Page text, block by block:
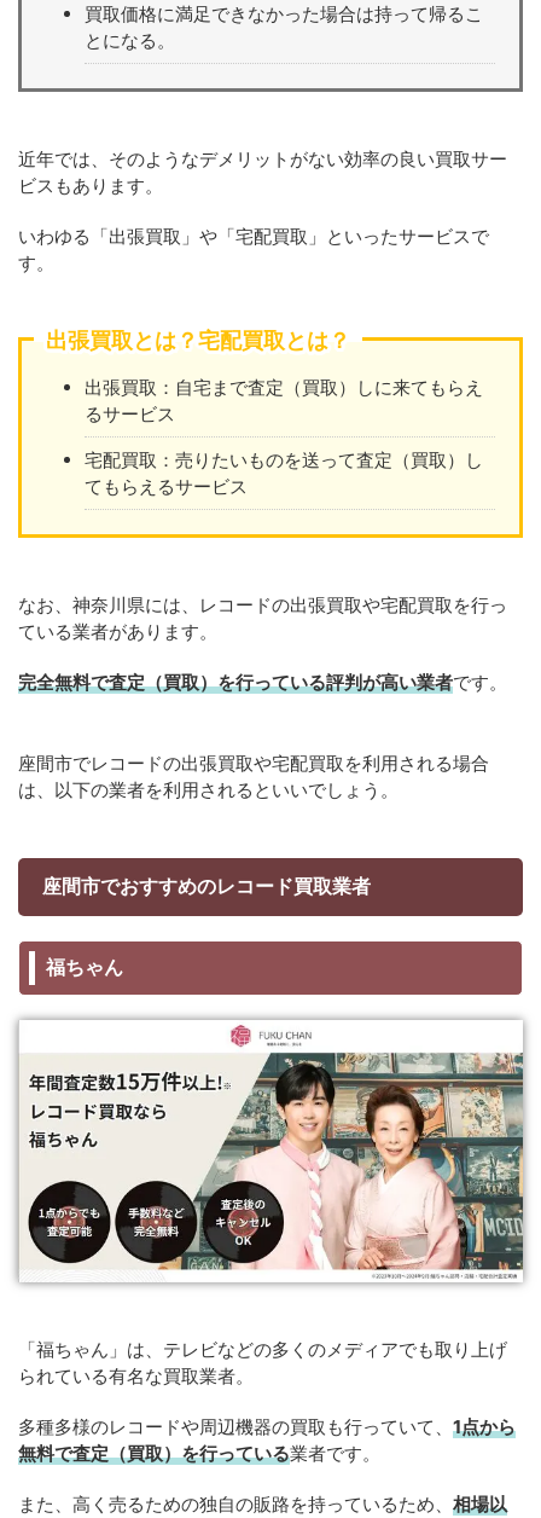
買取価格に満足できなかった場合は持って帰るこ
とになる。
近年では、そのようなデメリットがない効率の良い買取サー
ビスもあります。
いわゆる「出張買取」や「宅配買取」といったサービスで
す。
出張買取とは？宅配買取とは？
出張買取：自宅まで査定（買取）しに来てもらえ
るサービス
宅配買取：売りたいものを送って査定（買取）し
てもらえるサービス
なお、神奈川県には、レコードの出張買取や宅配買取を行っ
ている業者があります。
完全無料で査定（買取）を行っている評判が高い業者です。
座間市でレコードの出張買取や宅配買取を利用される場合
は、以下の業者を利用されるといいでしょう。
座間市でおすすめのレコード買取業者
福ちゃん
「福ちゃん」は、テレビなどの多くのメディアでも取り上げ
られている有名な買取業者。
多種多様のレコードや周辺機器の買取も行っていて、 1点から
無料で査定（買取）を行っている業者です。
また、高く売るための独自の販路を持っているため、 相場以